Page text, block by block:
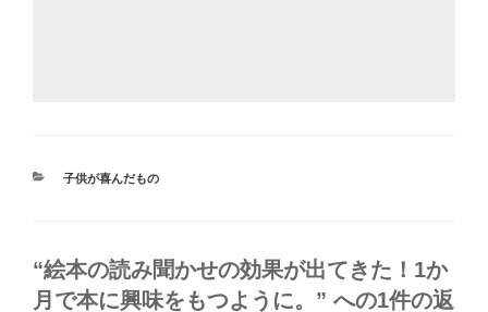
カ
子供が喜んだもの
“絵本の読み聞かせの効果が出てきた！1か
月で本に興味をもつように。” への1件の返